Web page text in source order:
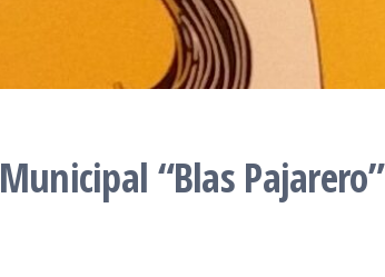
“Blas Pajarero”